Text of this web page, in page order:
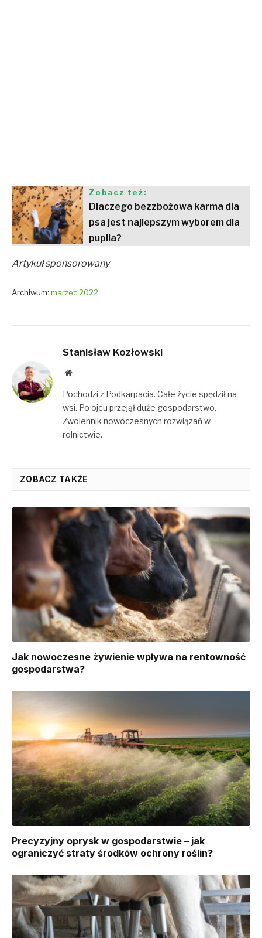
Zobacz też:
Dlaczego bezzbożowa karma dla
psa jest najlepszym wyborem dla
pupila?
Artykuł sponsorowany
Archiwum: marzec 2022
Stanisław Kozłowski
Website
Pochodzi z Podkarpacia. Całe życie spędził na
wsi. Po ojcu przejął duże gospodarstwo.
Zwolennik nowoczesnych rozwiązań w
rolnictwie.
ZOBACZ TAKŻE
Jak nowoczesne żywienie wpływa na rentowność
gospodarstwa?
Precyzyjny oprysk w gospodarstwie – jak
ograniczyć straty środków ochrony roślin?